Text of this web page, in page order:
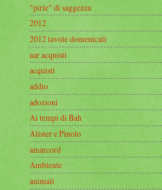
"pirle" di saggezza
2012
2012 tavole domenicali
aar acquisti
acquisti
addio
adozioni
Ai tempi di Bah
Alister e Pinolo
amarcord
Ambiente
animali